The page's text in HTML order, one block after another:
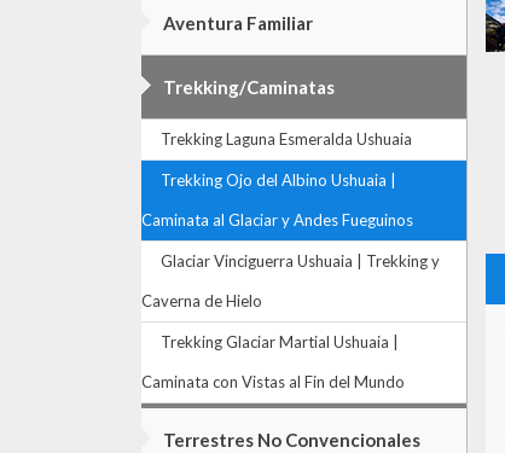
Aventura Familiar
Trekking/Caminatas
Trekking Laguna Esmeralda Ushuaia
Trekking Ojo del Albino Ushuaia |
Caminata al Glaciar y Andes Fueguinos
Glaciar Vinciguerra Ushuaia | Trekking y
Caverna de Hielo
Trekking Glaciar Martial Ushuaia |
Caminata con Vistas al Fin del Mundo
Terrestres No Convencionales